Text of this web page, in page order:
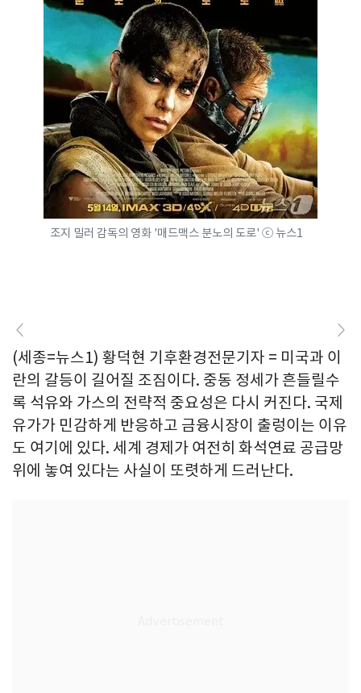
조지 밀러 감독의 영화 '매드맥스 분노의 도로' ⓒ 뉴스1
(세종=뉴스1) 황덕현 기후환경전문기자 = 미국과 이
란의 갈등이 길어질 조짐이다. 중동 정세가 흔들릴수
록 석유와 가스의 전략적 중요성은 다시 커진다. 국제
유가가 민감하게 반응하고 금융시장이 출렁이는 이유
도 여기에 있다. 세계 경제가 여전히 화석연료 공급망
위에 놓여 있다는 사실이 또렷하게 드러난다.